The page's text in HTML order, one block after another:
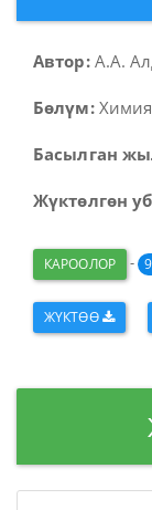
Автор:А.А.
Бөлүм:
Басылган
Жүктөлгөн
КАРООЛОР -
ЖҮКТӨӨ